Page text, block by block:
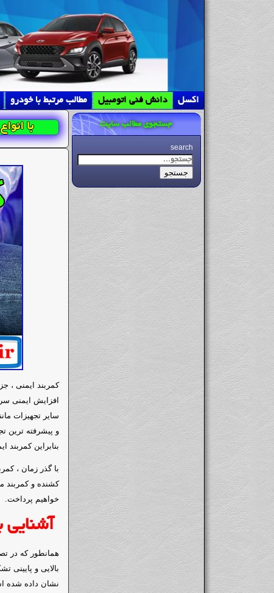
اکسل دانش فنی اتومبیل مطالب مرتبط با خودرو
جستجوی مطالب سایت
search
جستجو
با
کمربند ایمنی ،
افزایش ایمنی
سایر تجهیزات
و پیشرفته ترین
بنابراین
با گذر زمان ،
کشنده و کمربند
خواهیم پرداخت.
آشنایی
همانطور که در
بالایی و
نشان داده شده